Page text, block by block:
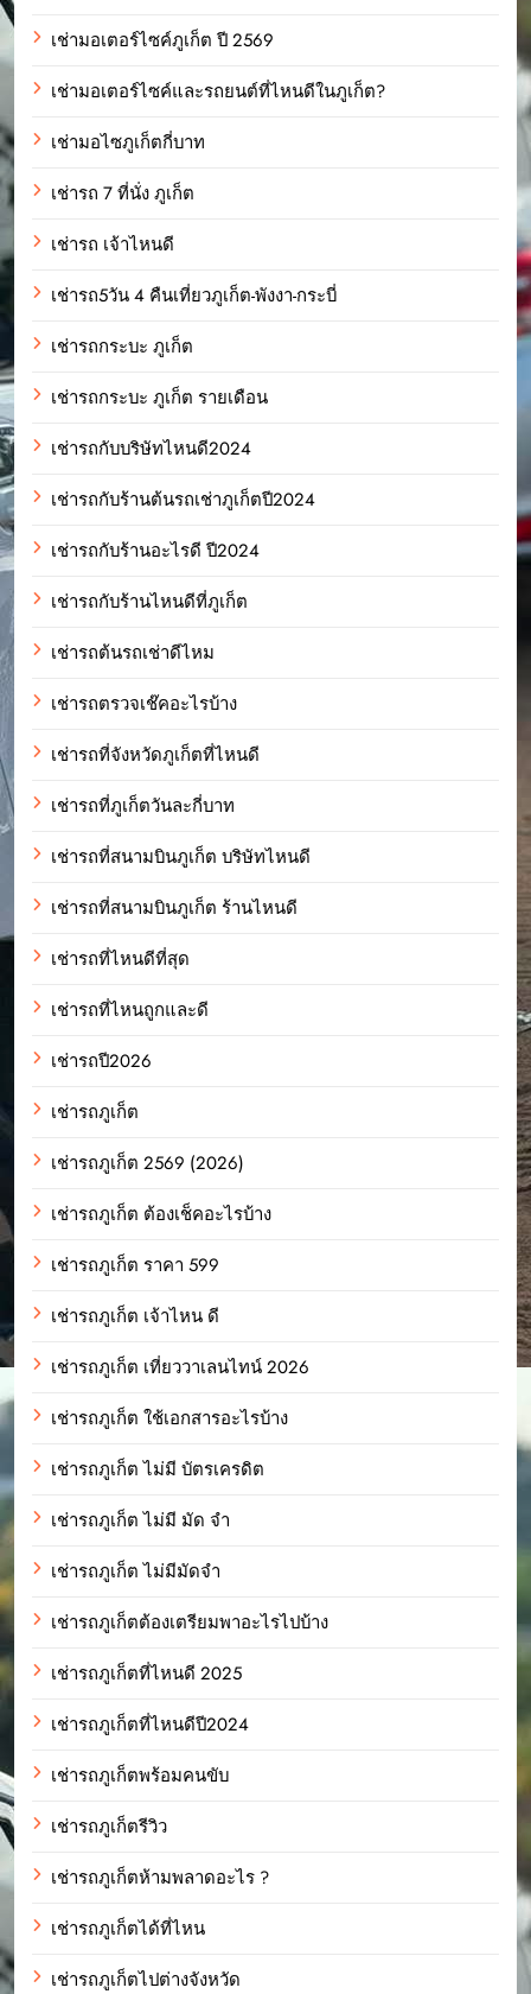
เช่ามอเตอร์ไซค์ภูเก็ต ปี 2569
เช่ามอเตอร์ไซค์และรถยนต์ที่ไหนดีในภูเก็ต?
เช่ามอไซภูเก็ตกี่บาท
เช่ารถ 7 ที่นั่ง ภูเก็ต
เช่ารถ เจ้าไหนดี
เช่ารถ5วัน 4 คืนเที่ยวภูเก็ต-พังงา-กระบี่
เช่ารถกระบะ ภูเก็ต
เช่ารถกระบะ ภูเก็ต รายเดือน
เช่ารถกับบริษัทไหนดี2024
เช่ารถกับร้านต้นรถเช่าภูเก็ตปี2024
เช่ารถกับร้านอะไรดี ปี2024
เช่ารถกับร้านไหนดีที่ภูเก็ต
เช่ารถต้นรถเช่าดีไหม
เช่ารถตรวจเช๊คอะไรบ้าง
เช่ารถที่จังหวัดภูเก็ตที่ไหนดี
เช่ารถที่ภูเก็ตวันละกี่บาท
เช่ารถที่สนามบินภูเก็ต บริษัทไหนดี
เช่ารถที่สนามบินภูเก็ต ร้านไหนดี
เช่ารถที่ไหนดีที่สุด
เช่ารถที่ไหนถูกและดี
เช่ารถปี2026
เช่ารถภูเก็ต
เช่ารถภูเก็ต 2569 (2026)
เช่ารถภูเก็ต ต้องเช็คอะไรบ้าง
เช่ารถภูเก็ต ราคา 599
เช่ารถภูเก็ต เจ้าไหน ดี
เช่ารถภูเก็ต เที่ยววาเลนไทน์ 2026
เช่ารถภูเก็ต ใช้เอกสารอะไรบ้าง
เช่ารถภูเก็ต ไม่มี บัตรเครดิต
เช่ารถภูเก็ต ไม่มี มัด จํา
เช่ารถภูเก็ต ไม่มีมัดจำ
เช่ารถภูเก็ตต้องเตรียมพาอะไรไปบ้าง
เช่ารถภูเก็ตที่ไหนดี 2025
เช่ารถภูเก็ตที่ไหนดีปี2024
เช่ารถภูเก็ตพร้อมคนขับ
เช่ารถภูเก็ตรีวิว
เช่ารถภูเก็ตห้ามพลาดอะไร ?
เช่ารถภูเก็ตได้ที่ไหน
เช่ารถภูเก็ตไปต่างจังหวัด